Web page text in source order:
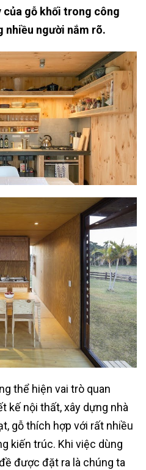
của gỗ khối trong công
nhiều người nắm rõ.
thể hiện vai trò quan
kế nội thất, xây dựng nhà
gỗ thích hợp với rất nhiều
kiến trúc. Khi việc dùng
được đặt ra là chúng ta